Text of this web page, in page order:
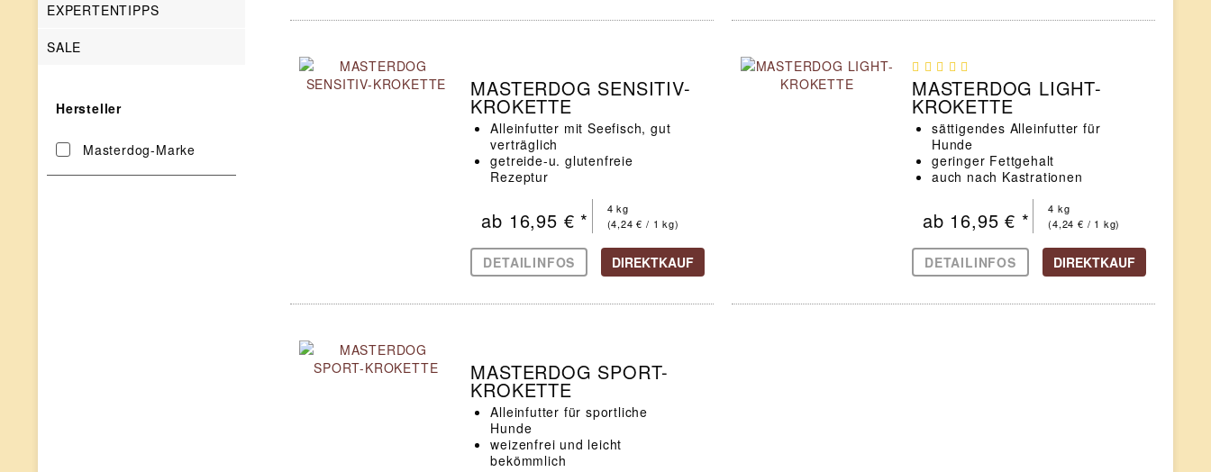
EXPERTENTIPPS
SALE
Hersteller
Masterdog-Marke
MASTERDOG SENSITIV-
KROKETTE
Alleinfutter mit Seefisch, gut
verträglich
getreide-u. glutenfreie
Rezeptur
Futtermittelunverträglichkeiten
4 kg
(4,24 € / 1 kg)
ab 16,95 € *
DETAILINFOS DIREKTKAUF
MASTERDOG LIGHT-
KROKETTE
sättigendes Alleinfutter für
Hunde
geringer Fettgehalt
auch nach Kastrationen
4 kg
(4,24 € / 1 kg)
ab 16,95 € *
DETAILINFOS DIREKTKAUF
MASTERDOG SPORT-
KROKETTE
Alleinfutter für sportliche
Hunde
weizenfrei und leicht
bekömmlich